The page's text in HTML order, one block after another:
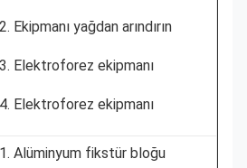
2. Ekipmanı yağdan arındırın
3. Elektroforez ekipmanı
4. Elektroforez ekipmanı
1. Alüminyum fikstür bloğu